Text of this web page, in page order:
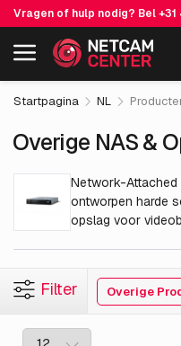
Vragen of hulp nodig? Bel
Inclusief EOL-producten
Startpagina NL
Overige NAS &
Network-Attached
ontworpen harde
opslag voor
toegang.
Filter Overige